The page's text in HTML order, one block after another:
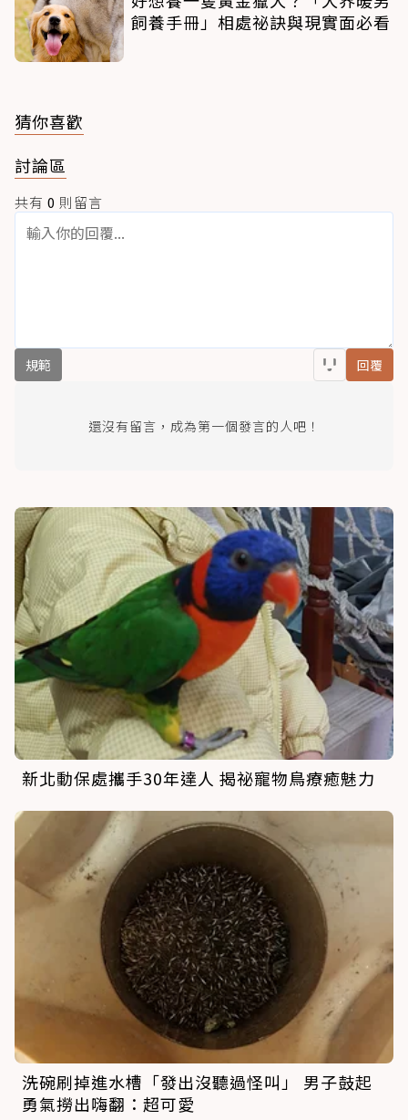
飼養手冊」相處祕訣與現實面必看
猜你喜歡
討論區
共有 0 則留言
規範 回覆
還沒有留言，成為第一個發言的人吧！
新北動保處攜手30年達人 揭祕寵物鳥療癒魅力
洗碗刷掉進水槽「發出沒聽過怪叫」 男子鼓起
勇氣撈出嗨翻：超可愛